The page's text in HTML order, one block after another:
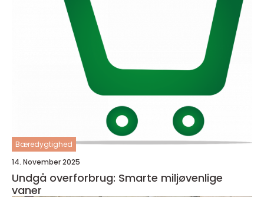
Bæredygtighed
14. November 2025
Undgå overforbrug: Smarte miljøvenlige
vaner